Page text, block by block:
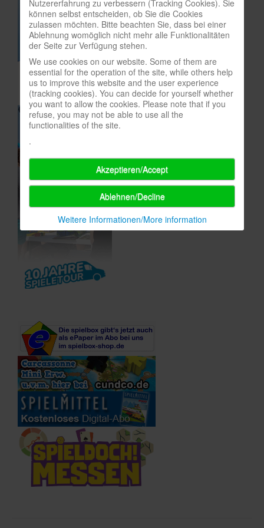
In eigener Sache-On our own behalf
Archivierte Meldungen-News archive
Nutzererfahrung zu verbessern (Tracking Cookies). Sie
können selbst entscheiden, ob Sie die Cookies
zulassen möchten. Bitte beachten Sie, dass bei einer
Ablehnung womöglich nicht mehr alle Funktionalitäten
der Seite zur Verfügung stehen.
We use cookies on our website. Some of them are
essential for the operation of the site, while others help
us to improve this website and the user experience
(tracking cookies). You can decide for yourself whether
you want to allow the cookies. Please note that if you
refuse, you may not be able to use all the
functionalities of the site.
.
Akzeptieren/Accept
Ablehnen/Decline
Weitere Informationen/More information